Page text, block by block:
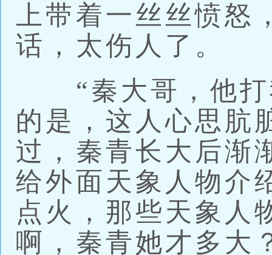
上带着一丝丝愤
话，太伤人了。
“秦大哥，他打
的是，这人心思肮
过，秦青长大后渐
给外面天象人物介
点火，那些天象人
啊，秦青她才多大